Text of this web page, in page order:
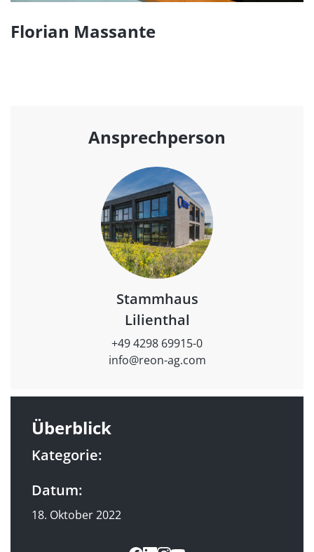
Florian Massante
Ansprechperson
Stammhaus
Lilienthal
+49 4298 69915-0
info@reon-ag.com
Überblick
Kategorie:
Datum:
18. Oktober 2022